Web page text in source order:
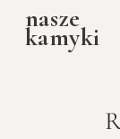
nasze
kamyki